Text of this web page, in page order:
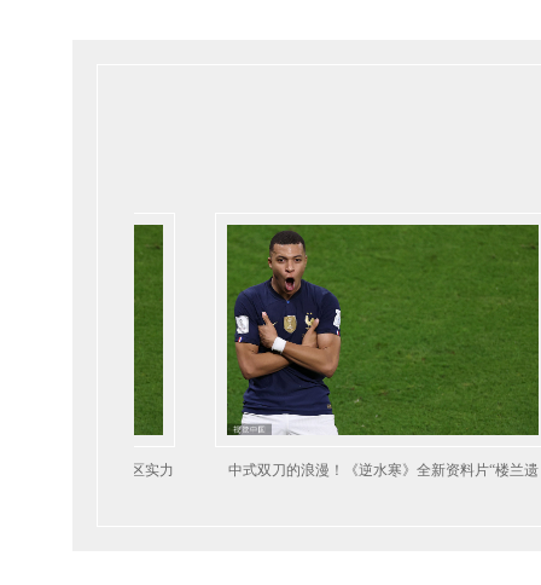
中式双刀的浪漫！《逆水寒》全新资料片“楼兰遗